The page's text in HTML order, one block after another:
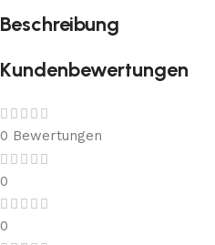
Beschreibung
Kundenbewertungen
0 Bewertungen
0
0